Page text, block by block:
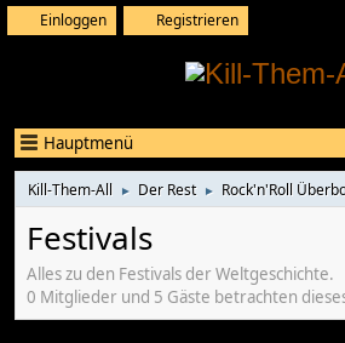
Einloggen Registrieren
Hauptmenü
Kill-Them-All ► Der Rest ► Rock'n'Roll
Festivals
Alles zu den Festivals der Weltgeschichte.
0 Mitglieder und 5 Gäste betrachten